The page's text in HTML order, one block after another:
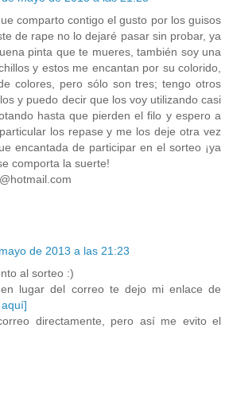
comparto contigo el gusto por los guisos
de rape no lo dejaré pasar sin probar, ya
pinta que te mueres, también soy una
y estos me encantan por su colorido,
colores, pero sólo son tres; tengo otros
y puedo decir que los voy utilizando casi
hasta que pierden el filo y espero a
los repase y me los deje otra vez
encantada de participar en el sorteo ¡ya
comporta la suerte!
de 2013 a las 21:23
al sorteo :)
lugar del correo te dejo mi enlace de
directamente, pero así me evito el